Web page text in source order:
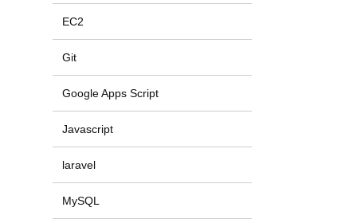
EC2
Git
Google Apps Script
Javascript
laravel
MySQL